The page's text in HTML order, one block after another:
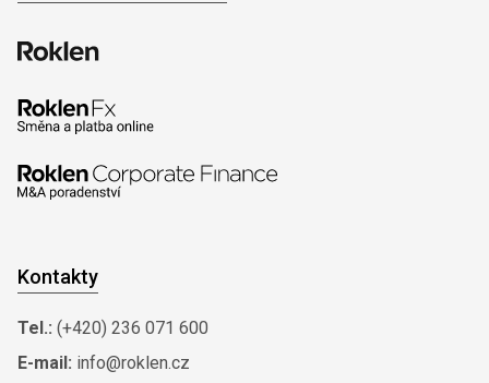
Kontakty
Tel.: (+420) 236 071 600
E-mail: info@roklen.cz